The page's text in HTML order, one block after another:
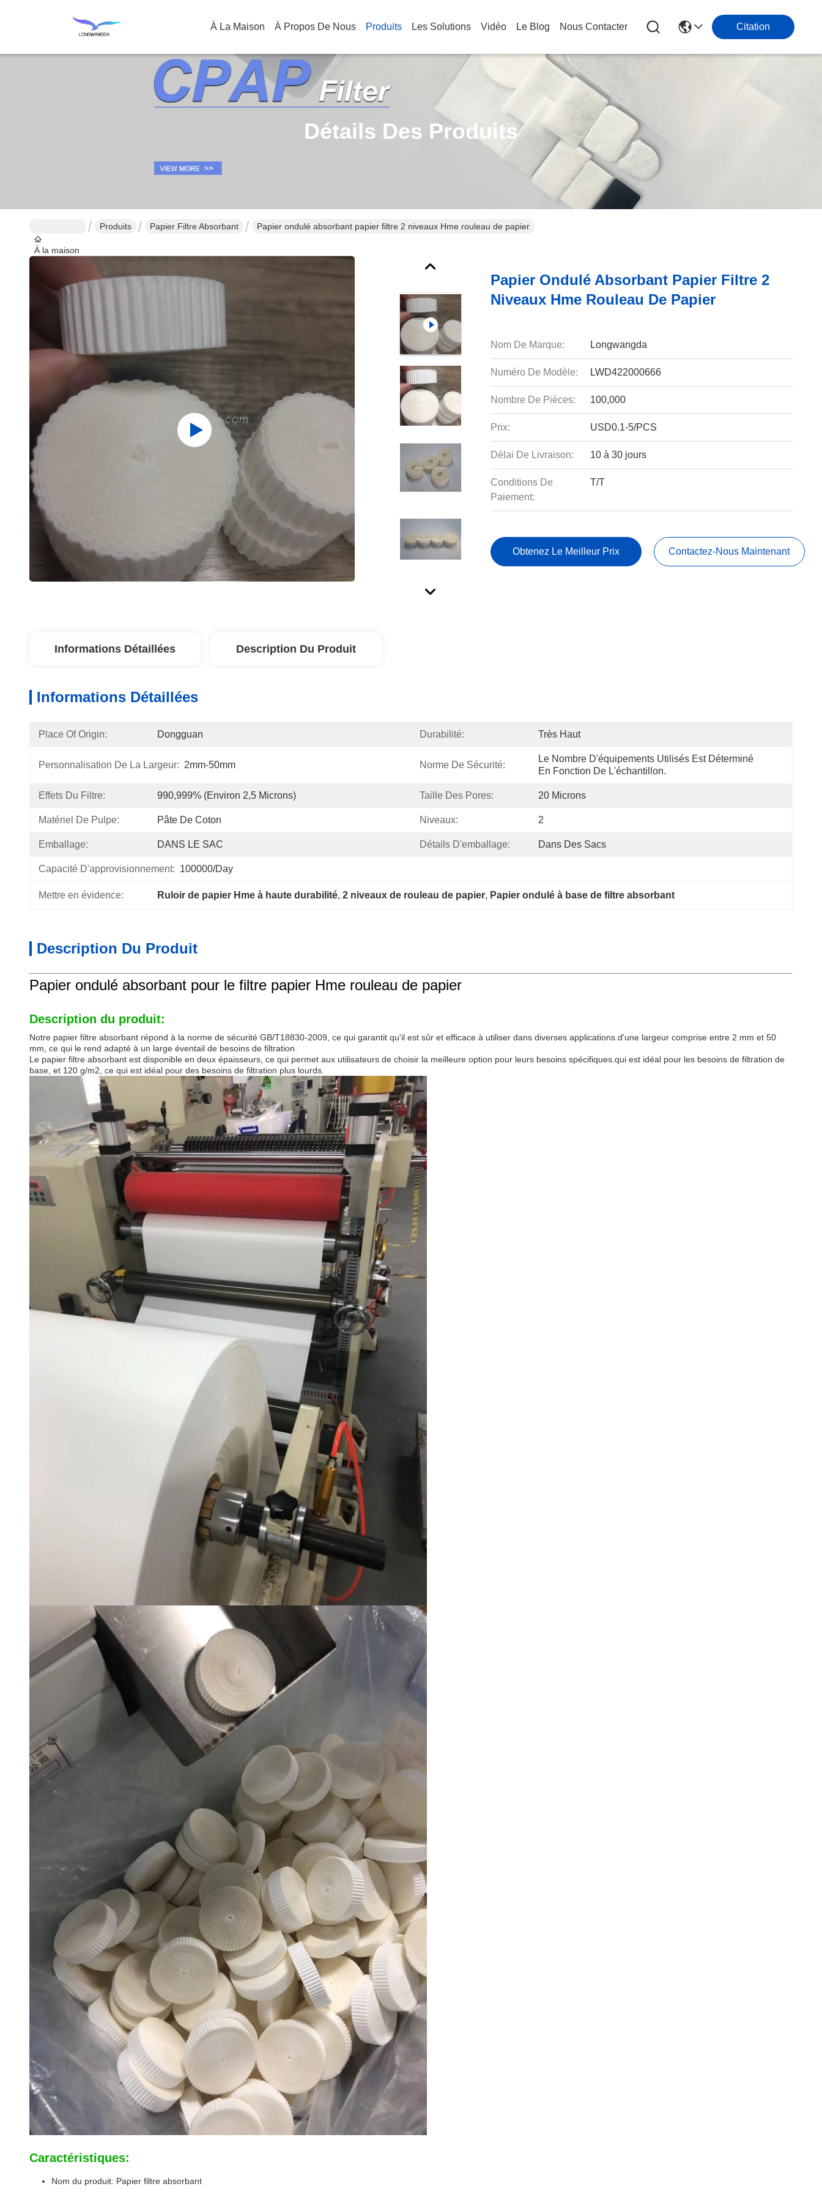
À La Maison À Propos De Nous Produits Les Solutions Vidéo Le Blog Nous Contacter Citation
Détails Des Produits
À la maison
Produits Papier Filtre Absorbant Papier ondulé absorbant papier filtre 2 niveaux Hme rouleau de papier
Papier Ondulé Absorbant Papier Filtre 2
Niveaux Hme Rouleau De Papier
Nom De Marque: Longwangda
Numéro De Modèle: LWD422000666
Nombre De Pièces: 100,000
Prix: USD0.1-5/PCS
Délai De Livraison: 10 à 30 jours
Conditions De
Paiement:
T/T
Obtenez Le Meilleur Prix Contactez-Nous Maintenant
Informations Détaillées Description Du Produit
Informations Détaillées
Place Of Origin: Dongguan Durabilité: Très Haut
Personnalisation De La Largeur: 2mm-50mm Norme De Sécurité:
Le Nombre D'équipements Utilisés Est Déterminé
En Fonction De L'échantillon.
Effets Du Filtre: 990,999% (environ 2,5 Microns) Taille Des Pores: 20 Microns
Matériel De Pulpe: Pâte De Coton Niveaux: 2
Emballage: DANS LE SAC Détails D'emballage: Dans Des Sacs
Capacité D'approvisionnement: 100000/Day
Mettre en évidence: Ruloir de papier Hme à haute durabilité, 2 niveaux de rouleau de papier, Papier ondulé à base de filtre absorbant
Description Du Produit
Papier ondulé absorbant pour le filtre papier Hme rouleau de papier
Description du produit:
Notre papier filtre absorbant répond à la norme de sécurité GB/T18830-2009, ce qui garantit qu'il est sûr et efficace à utiliser dans diverses applications.d'une largeur comprise entre 2 mm et 50
mm, ce qui le rend adapté à un large éventail de besoins de filtration.
Le papier filtre absorbant est disponible en deux épaisseurs, ce qui permet aux utilisateurs de choisir la meilleure option pour leurs besoins spécifiques.qui est idéal pour les besoins de filtration de
base, et 120 g/m2, ce qui est idéal pour des besoins de filtration plus lourds.
Caractéristiques:
Nom du produit: Papier filtre absorbant